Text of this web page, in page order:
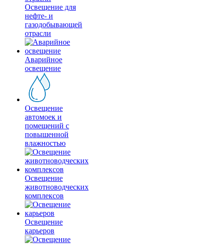
Освещение для
нефте- и
газодобывающей
отрасли
Аварийное
освещение
Освещение
автомоек и
помещений с
повышенной
влажностью
Освещение
животноводческих
комплексов
Освещение
карьеров